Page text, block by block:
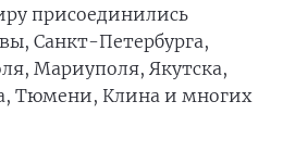
присоединились
Санкт-Петербурга,
Мариуполя, Якутска,
Тюмени, Клина и многих